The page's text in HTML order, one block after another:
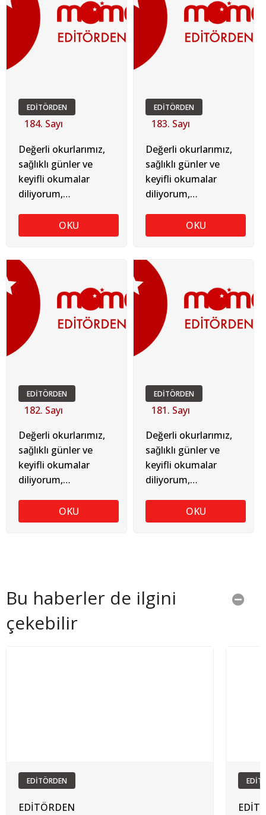
EDİTÖRDEN
184. Sayı
Değerli okurlarımız,
sağlıklı günler ve
keyifli okumalar
diliyorum,
OKU
EDİTÖRDEN
183. Sayı
Değerli okurlarımız,
sağlıklı günler ve
keyifli okumalar
diliyorum,
OKU
EDİTÖRDEN
182. Sayı
Değerli okurlarımız,
sağlıklı günler ve
keyifli okumalar
diliyorum,
OKU
EDİTÖRDEN
181. Sayı
Değerli okurlarımız,
sağlıklı günler ve
keyifli okumalar
diliyorum,
OKU
Bu haberler de ilgini
çekebilir
EDİTÖRDEN
EDİTÖRDEN